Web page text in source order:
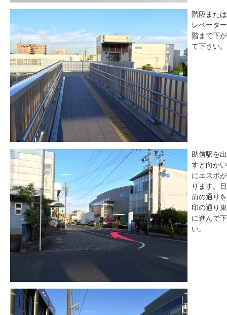
階段また
レベータ
階まで下
て下さい。
助信駅を
すと向か
にエスポ
ります。
前の通り
印の通り
に進んで
い。